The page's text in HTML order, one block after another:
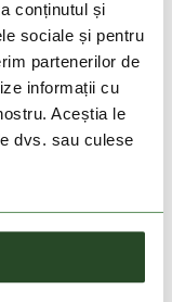
conținutul și
sociale și pentru
partenerilor de
informații cu
Aceștia le
dvs. sau culese
Lei 359 Lei